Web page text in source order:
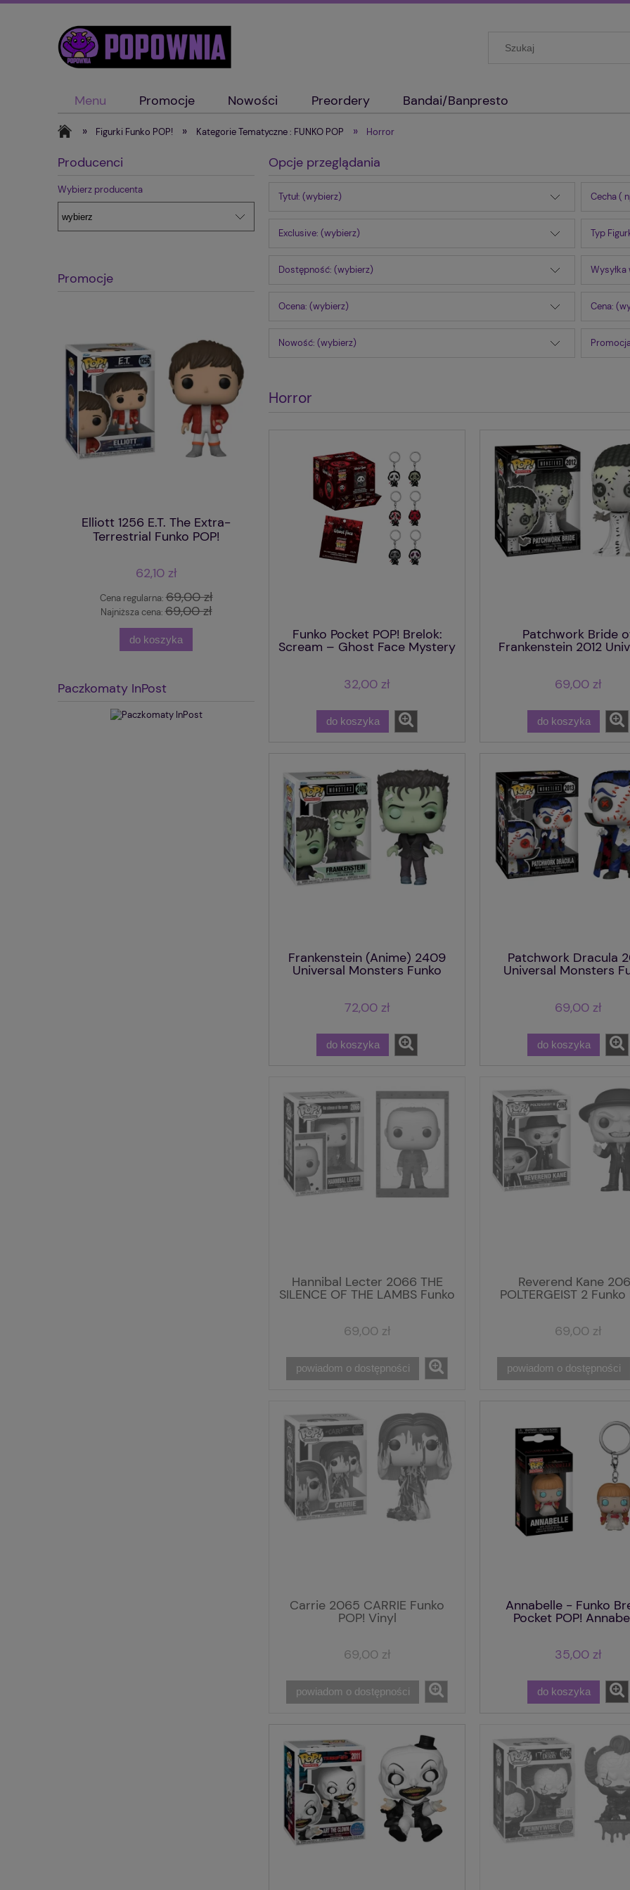
Menu Promocje Nowości Preordery
Bandai/Banpresto
2026/2025/2024 : NYCC /C2E2 /SDCC /FunKon/ Wondrous/Animation
» Figurki Funko POP! » Kategorie Tematyczne : FUNKO POP » Horror
Producenci
Wybierz producenta
Promocje
Elliott 1256 E.T. The Extra-
Terrestrial Funko POP!
62,10 zł
Cena regularna:69,00 zł
Najniższa cena:69,00 zł
do koszyka
Renji Abarai 2393 Bleach Funko
POP! Vinyl
do koszyka
THE MANDALORIAN
BOX ( 2 losowe figurki Funko
Funko POP! STAR WARS
do koszyka
Paczkomaty InPost
Opcje przeglądania
Tytuł: (wybierz) Cecha (
Exclusive: (wybierz) Typ
Dostępność: (wybierz)
Ocena: (wybierz) Cena:
Nowość: (wybierz)
Horror
Funko Pocket POP! Brelok:
Scream – Ghost Face Mystery
32,00 zł
do koszyka
Patchwork Bride
Frankenstein 2012
69,00 zł
do koszyka
Frankenstein (Anime) 2409
Universal Monsters Funko
72,00 zł
do koszyka
Patchwork Dracula
Universal Monsters
69,00 zł
do koszyka
Hannibal Lecter 2066 THE
SILENCE OF THE LAMBS Funko
69,00 zł
powiadom o dostępności
Reverend Kane
POLTERGEIST 2 Funko
69,00 zł
powiadom o dostępności
Carrie 2065 CARRIE Funko
POP! Vinyl
69,00 zł
powiadom o dostępności
Annabelle - Funko
Pocket POP!
35,00 zł
do koszyka